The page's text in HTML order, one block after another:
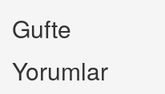
Gufte
Yorumlar